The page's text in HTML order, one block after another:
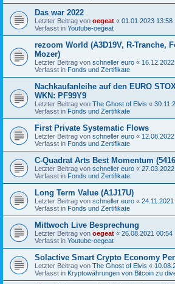
Das war 2022
Letzter Beitrag von oegeat « 01.01.2023 13:58
Verfasst in Youtube-oegeat
rezoom World (A3D19V, R-Tranche,
Mozer)
Letzter Beitrag von schneller euro «
Verfasst in Fonds und Zertifikate
Nachkaufanleihe auf den EURO
WKN: PF99Y9
Letzter Beitrag von The Ghost of Elvis «
Verfasst in Fonds und Zertifikate
First Private Systematic Flows
Letzter Beitrag von schneller euro «
Verfasst in Fonds und Zertifikate
C-Quadrat Arts Best Momentum
Letzter Beitrag von schneller euro «
Verfasst in Fonds und Zertifikate
Long Term Value (A1J17U)
Letzter Beitrag von schneller euro «
Verfasst in Fonds und Zertifikate
Mittwoch Live Besprechung
Letzter Beitrag von oegeat « 26.08.2021 00:54
Verfasst in Youtube-oegeat
Solactive Smart Crypto Economy
Letzter Beitrag von The Ghost of Elvis «
Verfasst in Kryptowährungen von Bitcoin zu